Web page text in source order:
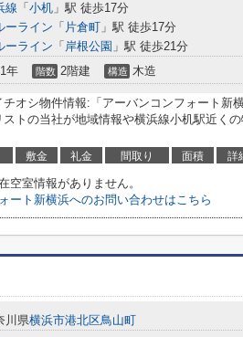
線 「 小机 」駅 徒歩17分
ーライン 「 片倉町 」駅 徒歩17分
ーライン 「 岸根公園 」駅 徒歩21分
年 階数 2階建 構造 木造
チオシ物件情報:「アーバンコンフォート新
ストの当社が地域情報や横浜線小机駅近く
敷金 礼金 間取り 面積 詳
空室情報がありません。
ート新横浜へのお問い合わせはこちら
川県横浜市港北区鳥山町